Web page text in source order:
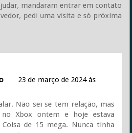
mandaram entrar em contato
pedi uma visita e só próxima
23 de março de 2024 às
Não sei se tem relação, mas
Xbox ontem e hoje estava
de 15 mega. Nunca tinha